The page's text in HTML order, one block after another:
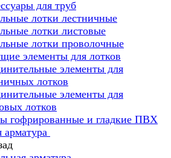
для труб
лотки лестничные
лотки листовые
лотки проволочные
элементы для лотков
элементы для
лотков
элементы для
лотков
гофрированные и гладкие ПВХ
арматура